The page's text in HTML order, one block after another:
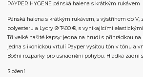
PAYPER HYGENE pánská halena s krátkým rukávem
Pánská halena s krátkým rukávem, s výstřihem do V,
polyesteru a Lycry ® T400 ®, s vynikajícími
Tři velké našité kapsy: jedna na hrudi s přihrádkou
jedna s ikonickou vrtulí Payper vyšitou tón v tónu a
Boční rozparky pro usnadnění pohybu. Hladká zadní
Složení